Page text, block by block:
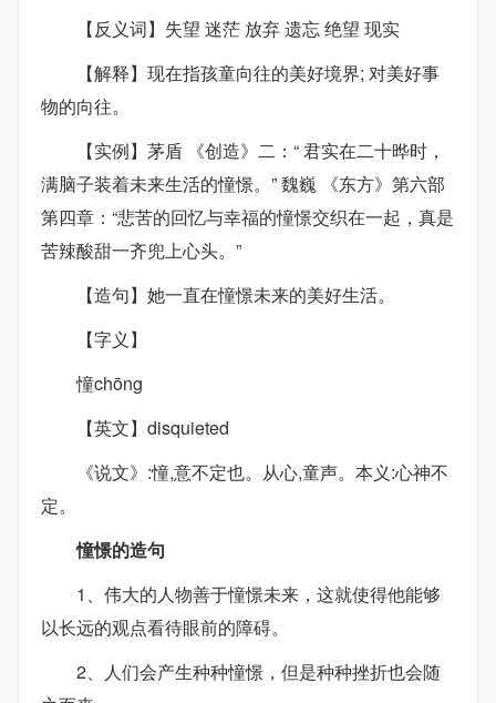
【反义词】失望 迷茫 放弃 遗忘 绝望 现实
【解释】现在指孩童向往的美好境界; 对美好事
物的向往。
【实例】茅盾 《创造》二：“ 君实在二十晔时，
满脑子装着未来生活的憧憬。” 魏巍 《东方》第六部
第四章：“悲苦的回忆与幸福的憧憬交织在一起，真是
苦辣酸甜一齐兜上心头。”
【造句】她一直在憧憬未来的美好生活。
【字义】
憧chōng
【英文】disquieted
《说文》:憧,意不定也。从心,童声。本义:心神不
定。
憧憬的造句
1、伟大的人物善于憧憬未来，这就使得他能够
以长远的观点看待眼前的障碍。
2、人们会产生种种憧憬，但是种种挫折也会随